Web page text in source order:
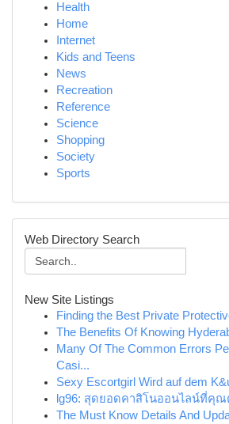
Health
Home
Internet
Kids and Teens
News
Recreation
Reference
Science
Shopping
Society
Sports
Web Directory Search
New Site Listings
Finding the Best Private
The Benefits Of Knowing
Many Of The Common Errors
Casi...
Sexy Escortgirl Wird auf dem
lg96: สุดยอดคาสิโนออนไลน์ที่คุณ
The Must Know Details And